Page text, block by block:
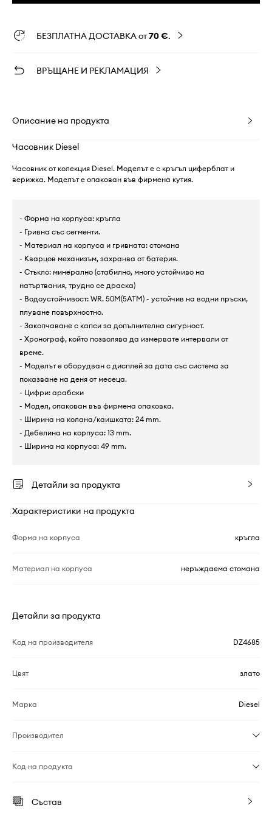
БЕЗПЛАТНА ДОСТАВКА от70 €.
ВРЪЩАНЕ И РЕКЛАМАЦИЯ
Описание на продукта
Часовник Diesel
Часовник от колекция Diesel. Моделът е с кръгъл циферблат и
верижка. Моделът е опакован във фирмена кутия.
- Форма на корпуса: кръгла
- Гривна със сегменти.
- Материал на корпуса и гривната: стомана
- Кварцов механизъм, захранва от батерия.
- Стъкло: минерално (стабилно, много устойчиво на
натъртвания, трудно се драска)
- Водоустойчивост: WR. 50M(5ATM) - устойчив на водни пръски,
плуване повърхностно.
- Закопчаване с капси за допълнителна сигурност.
- Хронограф, който позволява да измервате интервали от
време.
- Моделът е оборудван с дисплей за дата със система за
показване на деня от месеца.
- Цифри: арабски
- Модел, опакован във фирмена опаковка.
- Ширина на колана/каишката: 24 mm.
- Дебелина на корпуса: 13 mm.
- Ширина на корпуса: 49 mm.
Детайли за продукта
Характеристики на продукта
Форма на корпуса кръгла
Материал на корпуса неръждаема стомана
Детайли за продукта
Код на производителя DZ4685
Цвят злато
Марка Diesel
Производител
Код на продукта
Състав